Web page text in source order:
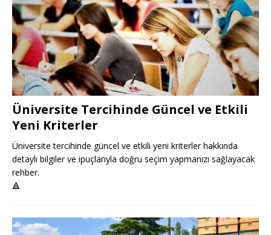
Üniversite Tercihinde Güncel ve Etkili
Yeni Kriterler
Üniversite tercihinde güncel ve etkili yeni kriterler hakkında
detaylı bilgiler ve ipuçlarıyla doğru seçim yapmanızı sağlayacak
rehber.
🔺